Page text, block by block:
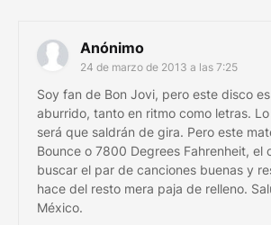
Anónimo
24 de marzo de 2013 a las 7:25
Soy fan de Bon Jovi, pero este disco
aburrido, tanto en ritmo como letras.
será que saldrán de gira. Pero este
Bounce o 7800 Degrees Fahrenheit, el
buscar el par de canciones buenas y
hace del resto mera paja de relleno.
México.